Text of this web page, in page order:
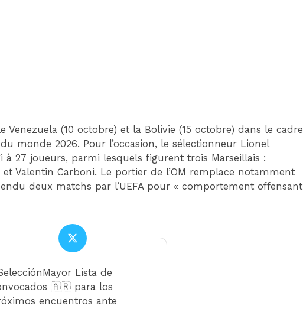
Venezuela (10 octobre) et la Bolivie (15 octobre) dans le cadre
monde 2026. Pour l’occasion, le sélectionneur Lionel
27 joueurs, parmi lesquels figurent trois Marseillais :
Valentin Carboni. Le portier de l’OM remplace notamment
deux matchs par l’UEFA pour « comportement offensant
Lista de
🇦🇷 para los
encuentros ante